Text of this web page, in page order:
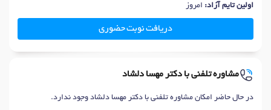
اولین تایم آزاد: امروز
دریافت نوبت حضوری
مشاوره تلفنی با دکتر مهسا دلشاد
در حال حاضر امکان مشاوره تلفنی با دکتر مهسا دلشاد وجود ندارد.